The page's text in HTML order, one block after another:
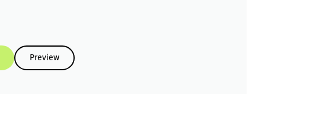
Preview